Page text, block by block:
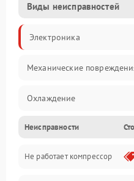
Виды неисправностей
Электроника
Механические
Охлаждение
Механика
Электропитание
Неисправности
Не работает компрессор